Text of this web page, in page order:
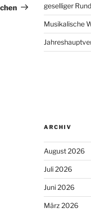
Beitraggeselliger
Musikalische
ARCHIV
August 2026
Juli 2026
Juni 2026
März 2026